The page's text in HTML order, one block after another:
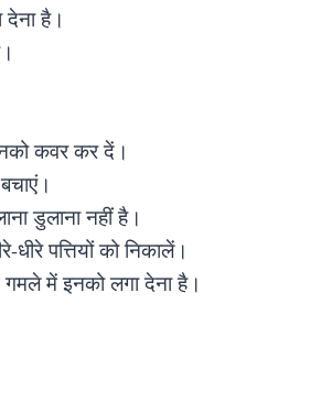
देना है।
कवर कर दें।
डुलाना नहीं है।
पत्तियों को निकालें।
में इनको लगा देना है।